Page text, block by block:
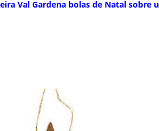
Val Gardena bolas de Natal sobre